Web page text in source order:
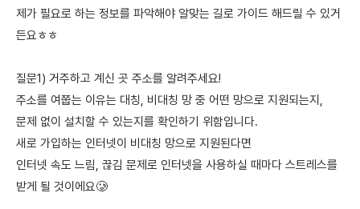
제가 필요로 하는 정보를 파악해야 알맞는 길로 가이드 해드릴 수 있거
든요ㅎㅎ
질문1) 거주하고 계신 곳 주소를 알려주세요!
주소를 여쭙는 이유는 대칭, 비대칭 망 중 어떤 망으로 지원되는지,
문제 없이 설치할 수 있는지를 확인하기 위함입니다.
새로 가입하는 인터넷이 비대칭 망으로 지원된다면
인터넷 속도 느림, 끊김 문제로 인터넷을 사용하실 때마다 스트레스를
받게 될 것이에요🥲